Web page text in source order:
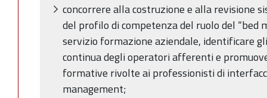
concorrere alla costruzione e alla revisione
del profilo di competenza del ruolo del “bed
servizio formazione aziendale, identificare
continua degli operatori afferenti e
formative rivolte ai professionisti di
management;